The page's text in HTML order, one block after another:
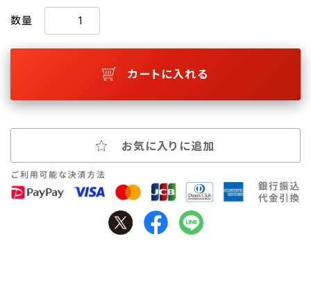
数量
カートに入れる
お気に入りに追加